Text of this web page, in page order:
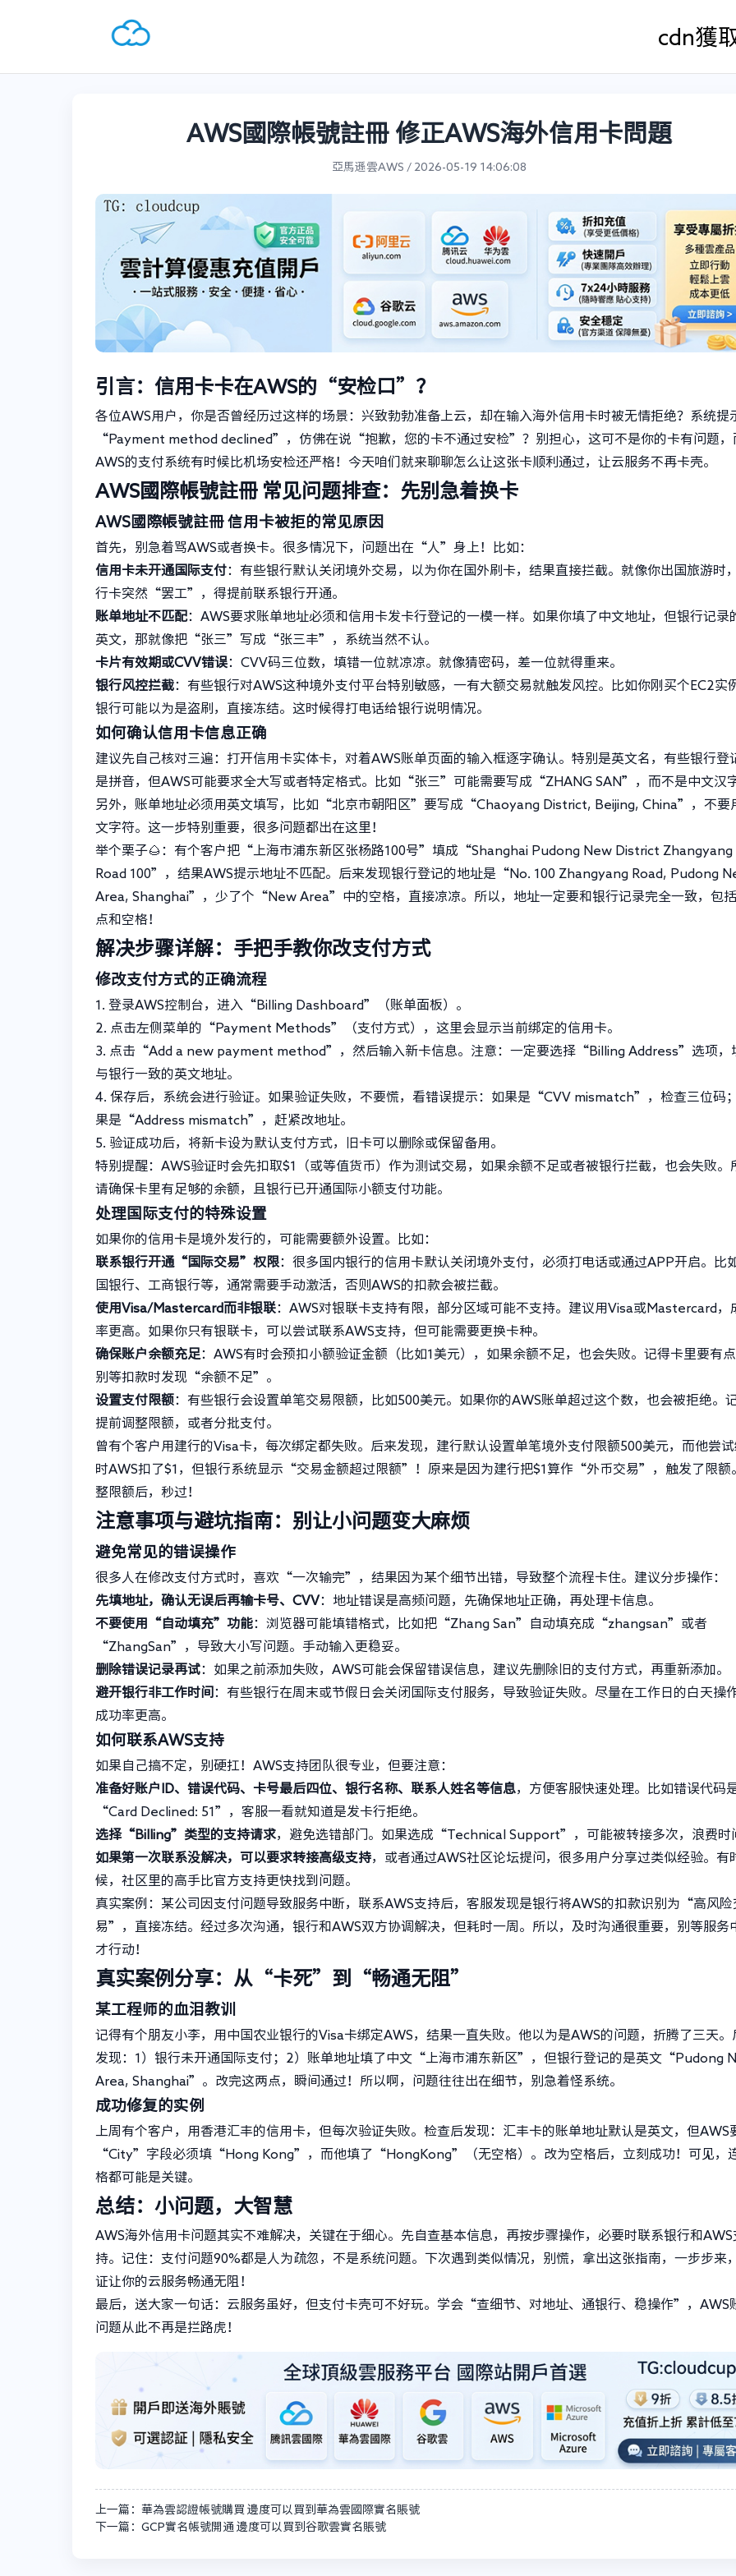
cdn獲
AWS國際帳號註冊 修正AWS海外信用卡問題
亞馬遜雲AWS / 2026-05-19 14:06:08
引言：信用卡卡在AWS的“安检口”？
各位AWS用户，你是否曾经历过这样的场景：兴致勃勃准备上云，却在输入海外信用卡时被无情拒绝？系统提
“Payment method declined”，仿佛在说“抱歉，您的卡不通过安检”？别担心，这可不是你的卡有问题，
AWS的支付系统有时候比机场安检还严格！今天咱们就来聊聊怎么让这张卡顺利通过，让云服务不再卡壳。
AWS國際帳號註冊 常见问题排查：先别急着换卡
AWS國際帳號註冊 信用卡被拒的常见原因
首先，别急着骂AWS或者换卡。很多情况下，问题出在“人”身上！比如：
信用卡未开通国际支付：有些银行默认关闭境外交易，以为你在国外刷卡，结果直接拦截。就像你出国旅游时
行卡突然“罢工”，得提前联系银行开通。
账单地址不匹配：AWS要求账单地址必须和信用卡发卡行登记的一模一样。如果你填了中文地址，但银行记录
英文，那就像把“张三”写成“张三丰”，系统当然不认。
卡片有效期或CVV错误：CVV码三位数，填错一位就凉凉。就像猜密码，差一位就得重来。
银行风控拦截：有些银行对AWS这种境外支付平台特别敏感，一有大额交易就触发风控。比如你刚买个EC2实
银行可能以为是盗刷，直接冻结。这时候得打电话给银行说明情况。
如何确认信用卡信息正确
建议先自己核对三遍：打开信用卡实体卡，对着AWS账单页面的输入框逐字确认。特别是英文名，有些银行登
是拼音，但AWS可能要求全大写或者特定格式。比如“张三”可能需要写成“ZHANG SAN”，而不是中文汉字
另外，账单地址必须用英文填写，比如“北京市朝阳区”要写成“Chaoyang District, Beijing, China”，不要
文字符。这一步特别重要，很多问题都出在这里！
举个栗子🌰：有个客户把“上海市浦东新区张杨路100号”填成“Shanghai Pudong New District Zhangyang
Road 100”，结果AWS提示地址不匹配。后来发现银行登记的地址是“No. 100 Zhangyang Road, Pudong
Area, Shanghai”，少了个“New Area”中的空格，直接凉凉。所以，地址一定要和银行记录完全一致，包
点和空格！
解决步骤详解：手把手教你改支付方式
修改支付方式的正确流程
1. 登录AWS控制台，进入“Billing Dashboard”（账单面板）。
2. 点击左侧菜单的“Payment Methods”（支付方式），这里会显示当前绑定的信用卡。
3. 点击“Add a new payment method”，然后输入新卡信息。注意：一定要选择“Billing Address”选项，
与银行一致的英文地址。
4. 保存后，系统会进行验证。如果验证失败，不要慌，看错误提示：如果是“CVV mismatch”，检查三位码
果是“Address mismatch”，赶紧改地址。
5. 验证成功后，将新卡设为默认支付方式，旧卡可以删除或保留备用。
特别提醒：AWS验证时会先扣取$1（或等值货币）作为测试交易，如果余额不足或者被银行拦截，也会失败。
请确保卡里有足够的余额，且银行已开通国际小额支付功能。
处理国际支付的特殊设置
如果你的信用卡是境外发行的，可能需要额外设置。比如：
联系银行开通“国际交易”权限：很多国内银行的信用卡默认关闭境外支付，必须打电话或通过APP开启。比
国银行、工商银行等，通常需要手动激活，否则AWS的扣款会被拦截。
使用Visa/Mastercard而非银联：AWS对银联卡支持有限，部分区域可能不支持。建议用Visa或Mastercard，
率更高。如果你只有银联卡，可以尝试联系AWS支持，但可能需要更换卡种。
确保账户余额充足 ：AWS有时会预扣小额验证金额（比如1美元），如果余额不足，也会失败。记得卡里要有点
别等扣款时发现“余额不足”。
设置支付限额 ：有些银行会设置单笔交易限额，比如500美元。如果你的AWS账单超过这个数，也会被拒绝。
提前调整限额，或者分批支付。
曾有个客户用建行的Visa卡，每次绑定都失败。后来发现，建行默认设置单笔境外支付限额500美元，而他尝
时AWS扣了$1，但银行系统显示“交易金额超过限额”！原来是因为建行把$1算作“外币交易”，触发了限额
整限额后，秒过！
注意事项与避坑指南：别让小问题变大麻烦
避免常见的错误操作
很多人在修改支付方式时，喜欢“一次输完”，结果因为某个细节出错，导致整个流程卡住。建议分步操作：
先填地址，确认无误后再输卡号、CVV：地址错误是高频问题，先确保地址正确，再处理卡信息。
不要使用“自动填充”功能：浏览器可能填错格式，比如把“Zhang San”自动填充成“zhangsan”或者
“ZhangSan”，导致大小写问题。手动输入更稳妥。
删除错误记录再试：如果之前添加失败，AWS可能会保留错误信息，建议先删除旧的支付方式，再重新添加。
避开银行非工作时间 ：有些银行在周末或节假日会关闭国际支付服务，导致验证失败。尽量在工作日的白天操作
成功率更高。
如何联系AWS支持
如果自己搞不定，别硬扛！AWS支持团队很专业，但要注意：
准备好账户ID、错误代码、卡号最后四位、银行名称、联系人姓名等信息，方便客服快速处理。比如错误代码
“Card Declined: 51”，客服一看就知道是发卡行拒绝。
选择“Billing”类型的支持请求，避免选错部门。如果选成“Technical Support”，可能被转接多次，浪费时
如果第一次联系没解决，可以要求转接高级支持，或者通过AWS社区论坛提问，很多用户分享过类似经验。有
候，社区里的高手比官方支持更快找到问题。
真实案例：某公司因支付问题导致服务中断，联系AWS支持后，客服发现是银行将AWS的扣款识别为“高风险
易”，直接冻结。经过多次沟通，银行和AWS双方协调解决，但耗时一周。所以，及时沟通很重要，别等服务
才行动！
真实案例分享：从“卡死”到“畅通无阻”
某工程师的血泪教训
记得有个朋友小李，用中国农业银行的Visa卡绑定AWS，结果一直失败。他以为是AWS的问题，折腾了三天。
发现：1）银行未开通国际支付；2）账单地址填了中文“上海市浦东新区”，但银行登记的是英文“Pudong
Area, Shanghai”。改完这两点，瞬间通过！所以啊，问题往往出在细节，别急着怪系统。
成功修复的实例
上周有个客户，用香港汇丰的信用卡，但每次验证失败。检查后发现：汇丰卡的账单地址默认是英文，但AWS
“City”字段必须填“Hong Kong”，而他填了“HongKong”（无空格）。改为空格后，立刻成功！可见，
格都可能是关键。
总结：小问题，大智慧
AWS海外信用卡问题其实不难解决，关键在于细心。先自查基本信息，再按步骤操作，必要时联系银行和AWS
持。记住：支付问题90%都是人为疏忽，不是系统问题。下次遇到类似情况，别慌，拿出这张指南，一步步来
证让你的云服务畅通无阻！
最后，送大家一句话：云服务虽好，但支付卡壳可不好玩。学会“查细节、对地址、通银行、稳操作”，AWS
问题从此不再是拦路虎！
上一篇：華為雲認證帳號購買 邊度可以買到華為雲國際實名賬號
下一篇：GCP實名帳號開通 邊度可以買到谷歌雲實名賬號